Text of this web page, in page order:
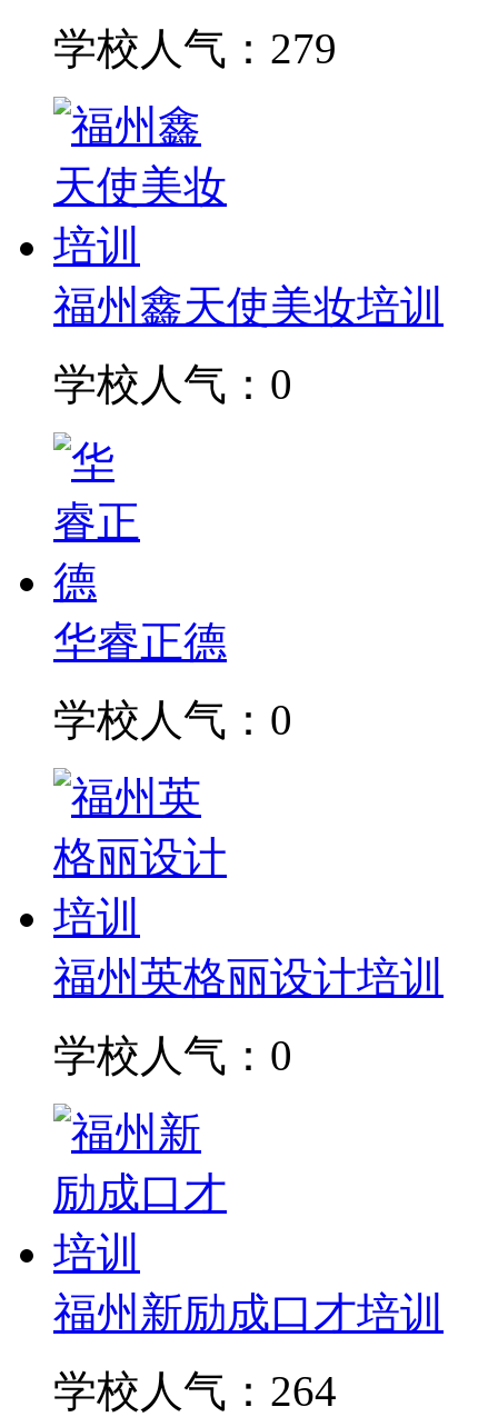
学校人气：279
福州鑫天使美妆培训
学校人气：0
华睿正德
学校人气：0
福州英格丽设计培训
学校人气：0
福州新励成口才培训
学校人气：264